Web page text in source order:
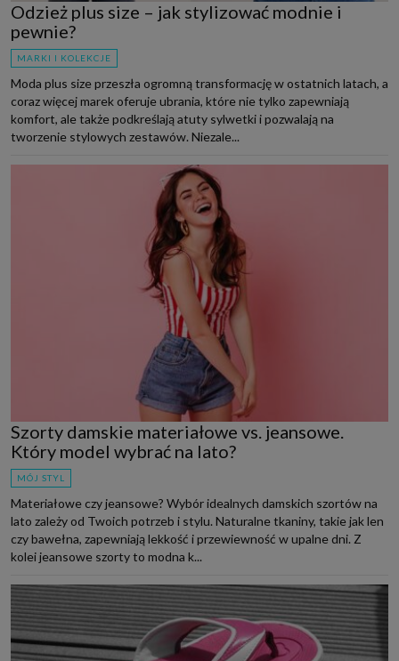
Odzież plus size – jak stylizować modnie i
pewnie?
MARKI I KOLEKCJE
Moda plus size przeszła ogromną transformację w ostatnich latach, a
coraz więcej marek oferuje ubrania, które nie tylko zapewniają
komfort, ale także podkreślają atuty sylwetki i pozwalają na
tworzenie stylowych zestawów. Niezale...
Szorty damskie materiałowe vs. jeansowe.
Który model wybrać na lato?
MÓJ STYL
Materiałowe czy jeansowe? Wybór idealnych damskich szortów na
lato zależy od Twoich potrzeb i stylu. Naturalne tkaniny, takie jak len
czy bawełna, zapewniają lekkość i przewiewność w upalne dni. Z
kolei jeansowe szorty to modna k...